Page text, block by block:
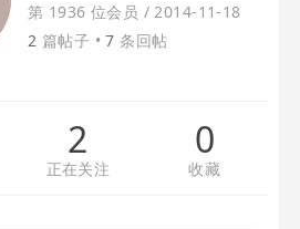
第 1936 位会员 /2014-11-18
2 篇帖子 •7 条回帖
2
正在关注
0
收藏